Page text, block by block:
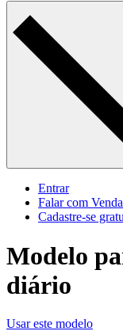
Entrar
Falar com
Cadastre‐se
Modelo
diário
Usar este modelo